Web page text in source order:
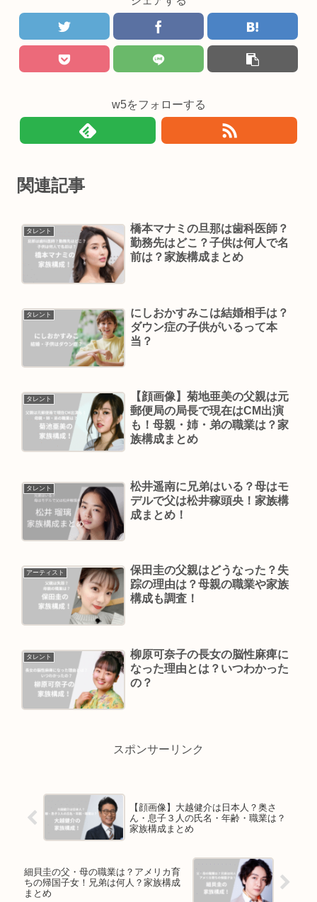
w5をフォローする
関連記事
タレント
橋本マナミの旦那は歯科医師？
勤務先はどこ？子供は何人で名
前は？家族構成まとめ
タレント
にしおかすみこは結婚相手は？
ダウン症の子供がいるって本
当？
タレント
【顔画像】菊地亜美の父親は元
郵便局の局長で現在はCM出演
も！母親・姉・弟の職業は？家
族構成まとめ
タレント
松井遥南に兄弟はいる？母はモ
デルで父は松井稼頭央！家族構
成まとめ！
アーティスト
保田圭の父親はどうなった？失
踪の理由は？母親の職業や家族
構成も調査！
タレント
柳原可奈子の長女の脳性麻痺に
なった理由とは？いつわかった
の？
スポンサーリンク
【顔画像】大越健介は日本人？奥さ
ん・息子３人の氏名・年齢・職業は？
家族構成まとめ
細貝圭の父・母の職業は？アメリカ育
ちの帰国子女！兄弟は何人？家族構成
まとめ